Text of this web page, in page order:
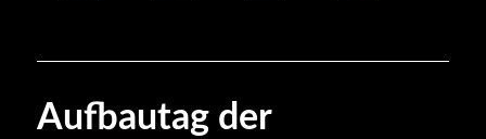
Aufbautag der